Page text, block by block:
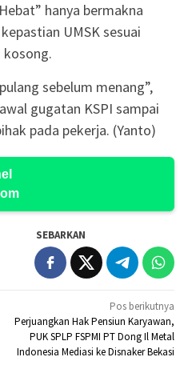
hanya bermakna
UMSK sesuai
kosong.
sebelum menang”,
gugatan KSPI sampai
pada pekerja. (Yanto)
SEBARKAN
Pos berikutnya
Perjuangkan Hak Pensiun Karyawan,
PUK SPLP FSPMI PT Dong Il Metal
Indonesia Mediasi ke Disnaker Bekasi